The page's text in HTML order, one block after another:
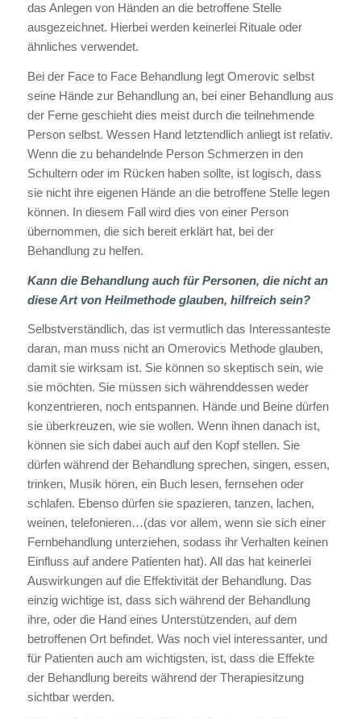
das Anlegen von Händen an die betroffene Stelle
ausgezeichnet. Hierbei werden keinerlei Rituale oder
ähnliches verwendet.
Bei der Face to Face Behandlung legt Omerovic selbst
seine Hände zur Behandlung an, bei einer Behandlung aus
der Ferne geschieht dies meist durch die teilnehmende
Person selbst. Wessen Hand letztendlich anliegt ist relativ.
Wenn die zu behandelnde Person Schmerzen in den
Schultern oder im Rücken haben sollte, ist logisch, dass
sie nicht ihre eigenen Hände an die betroffene Stelle legen
können. In diesem Fall wird dies von einer Person
übernommen, die sich bereit erklärt hat, bei der
Behandlung zu helfen.
Kann die Behandlung auch für Personen, die nicht an
diese Art von Heilmethode glauben, hilfreich sein?
Selbstverständlich, das ist vermutlich das Interessanteste
daran, man muss nicht an Omerovics Methode glauben,
damit sie wirksam ist. Sie können so skeptisch sein, wie
sie möchten. Sie müssen sich währenddessen weder
konzentrieren, noch entspannen. Hände und Beine dürfen
sie überkreuzen, wie sie wollen. Wenn ihnen danach ist,
können sie sich dabei auch auf den Kopf stellen. Sie
dürfen während der Behandlung sprechen, singen, essen,
trinken, Musik hören, ein Buch lesen, fernsehen oder
schlafen. Ebenso dürfen sie spazieren, tanzen, lachen,
weinen, telefonieren…(das vor allem, wenn sie sich einer
Fernbehandlung unterziehen, sodass ihr Verhalten keinen
Einfluss auf andere Patienten hat). All das hat keinerlei
Auswirkungen auf die Effektivität der Behandlung. Das
einzig wichtige ist, dass sich während der Behandlung
ihre, oder die Hand eines Unterstützenden, auf dem
betroffenen Ort befindet. Was noch viel interessanter, und
für Patienten auch am wichtigsten, ist, dass die Effekte
der Behandlung bereits während der Therapiesitzung
sichtbar werden.